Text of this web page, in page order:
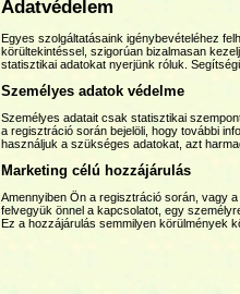
Adatvédelem
Egyes szolgáltatásaink igénybevételéhez
körültekintéssel, szigorúan bizalmasan
statisztikai adatokat nyerjünk róluk.
Személyes adatok védelme
Személyes adatait csak statisztikai
a regisztráció során bejelöli, hogy további
használjuk a szükséges adatokat, azt
Marketing célú hozzájárulás
Amennyiben Ön a regisztráció során, vagy
felvegyük önnel a kapcsolatot, egy
Ez a hozzájárulás semmilyen körülmények